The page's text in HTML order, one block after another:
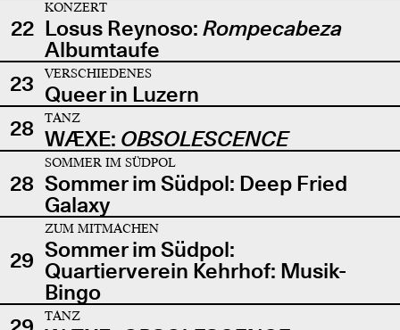
22
KONZERT
Losus Reynoso: Rompecabeza
Albumtaufe
23
VERSCHIEDENES
Queer in Luzern
28
TANZ
WÆXE: OBSOLESCENCE
28
SOMMER IM SÜDPOL
Sommer im Südpol: Deep Fried
Galaxy
29
ZUM MITMACHEN
Sommer im Südpol:
Quartierverein Kehrhof: Musik-
Bingo
TANZ